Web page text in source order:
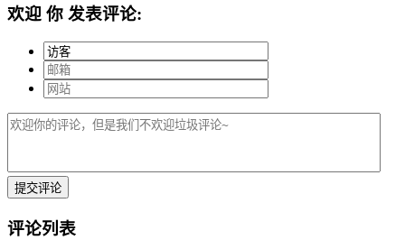
欢迎 你 发表评论:
评论列表